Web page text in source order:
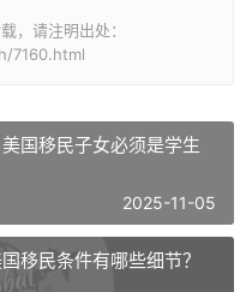
，请注明出处：
7160.html
国移民子女必须是学生
2025-11-05
移民条件有哪些细节？